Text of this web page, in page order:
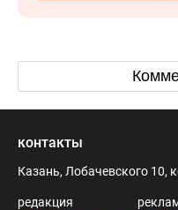
контакты
Казань, Лобачевского 10,
редакция